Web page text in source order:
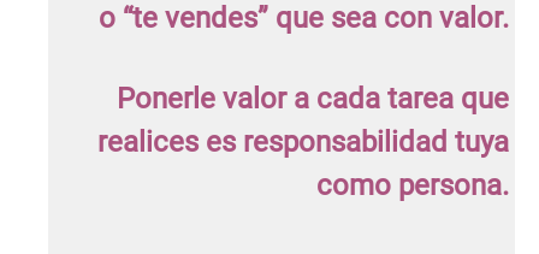
o “te vendes” que sea con valor.
Ponerle valor a cada tarea que
realices es responsabilidad tuya
como persona.